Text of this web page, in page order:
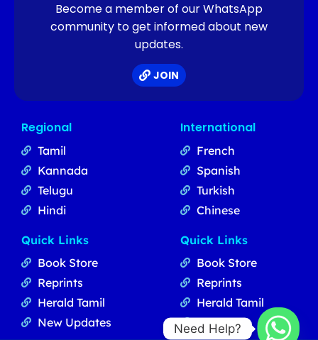
Become a member of our WhatsApp
community to get informed about new
updates.
JOIN
Regional
Tamil
Kannada
Telugu
Hindi
International
French
Spanish
Turkish
Chinese
Quick Links
Book Store
Reprints
Herald Tamil
New Updates
Quick Links
Book Store
Reprints
Herald Tamil
Updates
Need Help?